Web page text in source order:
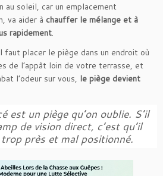
au soleil, car un emplacement
va aider à chauffer le mélange et à
rapidement.
faut placer le piège dans un endroit où
de l’appât loin de votre terrasse, et
l’odeur sur vous, le piège devient
est un piège qu’on oublie. S’il
de vision direct, c’est qu’il
près et mal positionné.